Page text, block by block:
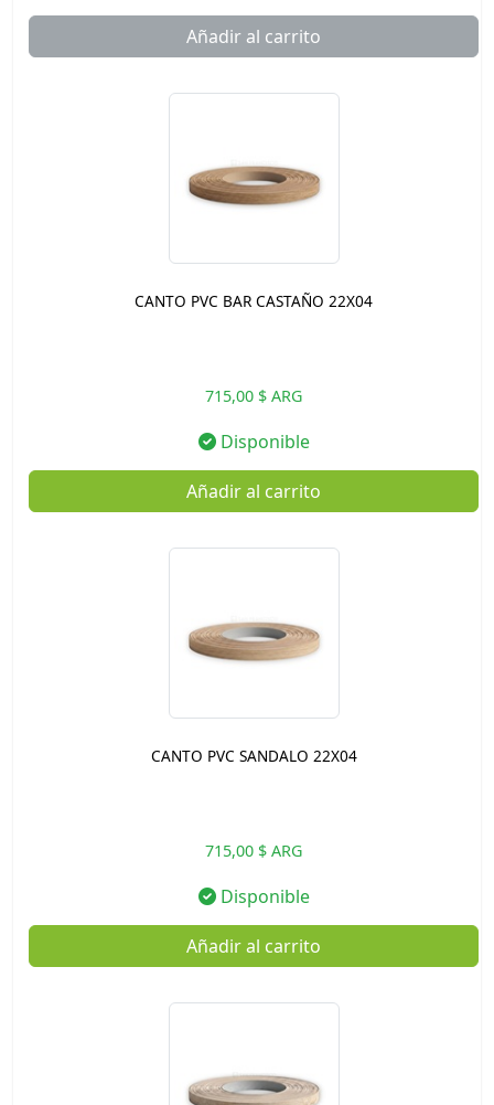
Añadir al carrito
CANTO PVC BAR CASTAÑO 22X04
715,00 $ ARG
Disponible
Añadir al carrito
CANTO PVC SANDALO 22X04
715,00 $ ARG
Disponible
Añadir al carrito